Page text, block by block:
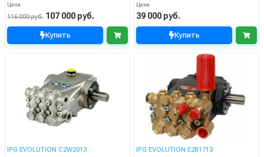
Цена
116 000 руб. 107 000 руб.
Купить
Цена
39 000 руб.
Купить
IPG EVOLUTION С2W2013 IPG EVOLUTION E2B1713